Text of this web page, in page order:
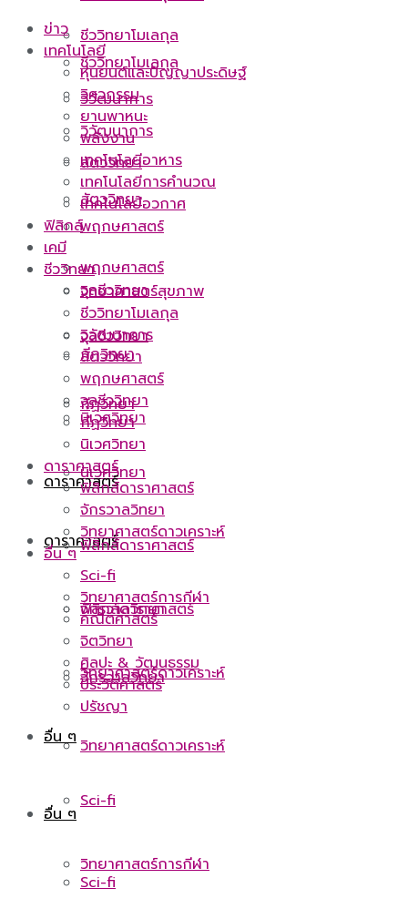
ชีววิทยาโมเลกุล
วิวัฒนาการ
สัตววิทยา
พฤกษศาสตร์
จุลชีววิทยา
กีฏวิทยา
นิเวศวิทยา
ดาราศาสตร์
ฟิสิกส์ดาราศาสตร์
จักรวาลวิทยา
วิทยาศาสตร์ดาวเคราะห์
อื่น ๆ
Sci-fi
ชีววิทยาโมเลกุล
วิวัฒนาการ
สัตววิทยา
พฤกษศาสตร์
จุลชีววิทยา
กีฏวิทยา
นิเวศวิทยา
ดาราศาสตร์
ฟิสิกส์ดาราศาสตร์
จักรวาลวิทยา
วิทยาศาสตร์ดาวเคราะห์
อื่น ๆ
Sci-fi
วิทยาศาสตร์การกีฬา
ข่าว
เทคโนโลยี
หุ่นยนต์และปัญญาประดิษฐ์
วิศวกรรม
ยานพาหนะ
พลังงาน
เทคโนโลยีอาหาร
เทคโนโลยีการคำนวณ
เทคโนโลยีอวกาศ
ฟิสิกส์
เคมี
ชีววิทยา
วิทยาศาสตร์สุขภาพ
ชีววิทยาโมเลกุล
วิวัฒนาการ
สัตววิทยา
พฤกษศาสตร์
จุลชีววิทยา
กีฏวิทยา
นิเวศวิทยา
ดาราศาสตร์
ฟิสิกส์ดาราศาสตร์
จักรวาลวิทยา
วิทยาศาสตร์ดาวเคราะห์
อื่น ๆ
Sci-fi
วิทยาศาสตร์การกีฬา
คณิตศาสตร์
จิตวิทยา
ศิลปะ & วัฒนธรรม
ประวัติศาสตร์
ปรัชญา